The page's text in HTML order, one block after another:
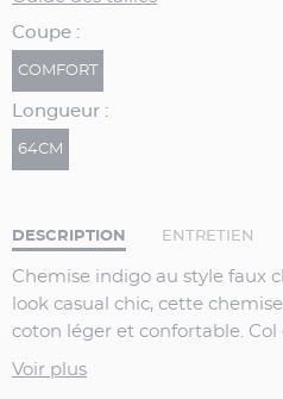
Coupe :
COMFORT
Longueur :
64CM
DESCRIPTION ENTRETIEN
Chemise indigo au style faux
look casual chic, cette
coton léger et confortable. Col
moderne, elle se porte
Voir plus